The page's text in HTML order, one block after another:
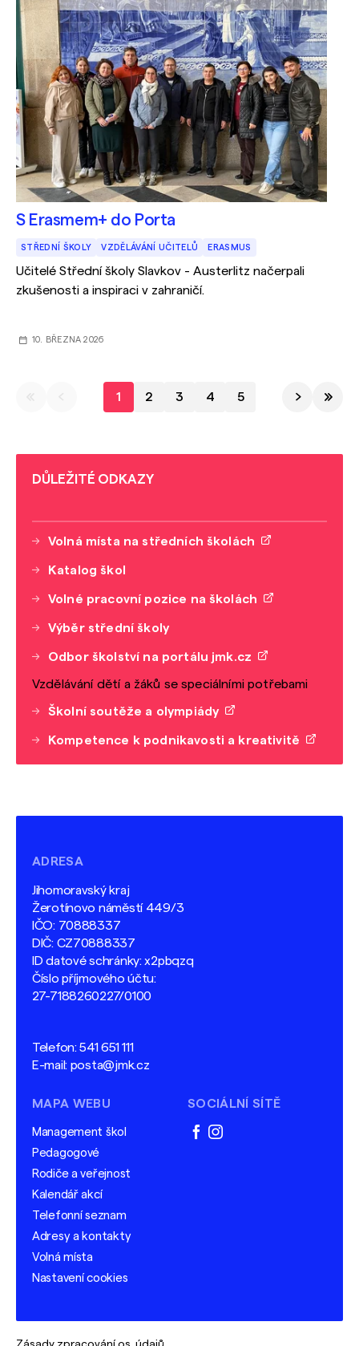
S Erasmem+ do Porta
STŘEDNÍ ŠKOLY VZDĚLÁVÁNÍ UČITELŮ ERASMUS
Učitelé Střední školy Slavkov - Austerlitz načerpali
zkušenosti a inspiraci v zahraničí.
10. BŘEZNA 2026
1 2 3 4 5
DŮLEŽITÉ ODKAZY
Volná místa na středních školách
Katalog škol
Volné pracovní pozice na školách
Výběr střední školy
Odbor školství na portálu jmk.cz
Vzdělávání dětí a žáků se speciálními potřebami
Školní soutěže a olympiády
Kompetence k podnikavosti a kreativitě
ADRESA
Jihomoravský kraj
Žerotínovo náměstí 449/3
IČO: 70888337
DIČ: CZ70888337
ID datové schránky: x2pbqzq
Číslo příjmového účtu:
27-7188260227/0100
Telefon:541 651 111
E-mail: posta@jmk.cz
MAPA WEBU
Management škol
Pedagogové
Rodiče a veřejnost
Kalendář akcí
Telefonní seznam
Adresy a kontakty
Volná místa
Nastavení cookies
SOCIÁLNÍ SÍTĚ
facebook
instagram